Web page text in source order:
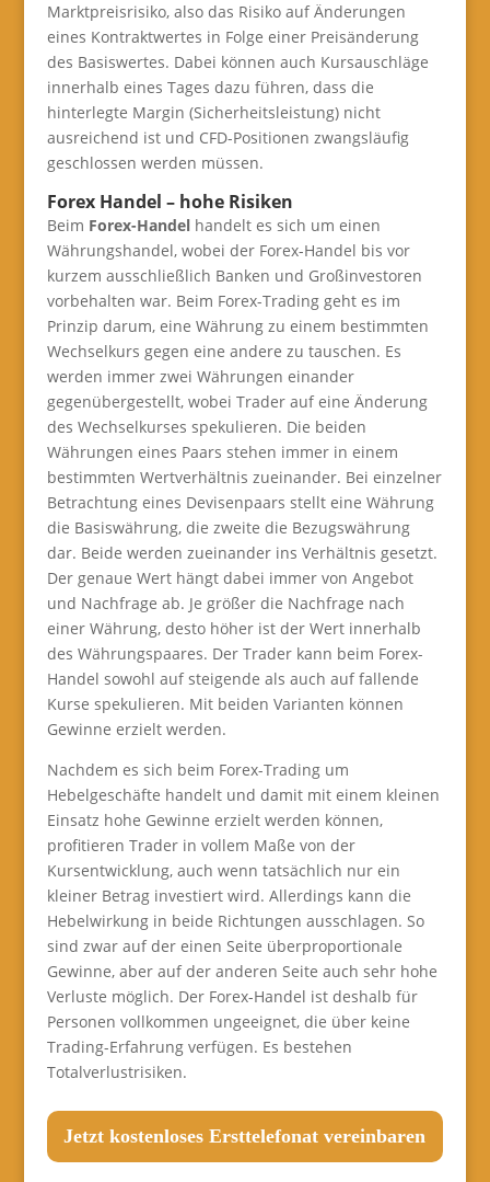
Marktpreisrisiko, also das Risiko auf Änderungen
eines Kontraktwertes in Folge einer Preisänderung
des Basiswertes. Dabei können auch Kursauschläge
innerhalb eines Tages dazu führen, dass die
hinterlegte Margin (Sicherheitsleistung) nicht
ausreichend ist und CFD-Positionen zwangsläufig
geschlossen werden müssen.
Forex Handel – hohe Risiken
Beim Forex-Handelhandelt es sich um einen
Währungshandel, wobei der Forex-Handel bis vor
kurzem ausschließlich Banken und Großinvestoren
vorbehalten war. Beim Forex-Trading geht es im
Prinzip darum, eine Währung zu einem bestimmten
Wechselkurs gegen eine andere zu tauschen. Es
werden immer zwei Währungen einander
gegenübergestellt, wobei Trader auf eine Änderung
des Wechselkurses spekulieren. Die beiden
Währungen eines Paars stehen immer in einem
bestimmten Wertverhältnis zueinander. Bei einzelner
Betrachtung eines Devisenpaars stellt eine Währung
die Basiswährung, die zweite die Bezugswährung
dar. Beide werden zueinander ins Verhältnis gesetzt.
Der genaue Wert hängt dabei immer von Angebot
und Nachfrage ab. Je größer die Nachfrage nach
einer Währung, desto höher ist der Wert innerhalb
des Währungspaares. Der Trader kann beim Forex-
Handel sowohl auf steigende als auch auf fallende
Kurse spekulieren. Mit beiden Varianten können
Gewinne erzielt werden.
Nachdem es sich beim Forex-Trading um
Hebelgeschäfte handelt und damit mit einem kleinen
Einsatz hohe Gewinne erzielt werden können,
profitieren Trader in vollem Maße von der
Kursentwicklung, auch wenn tatsächlich nur ein
kleiner Betrag investiert wird. Allerdings kann die
Hebelwirkung in beide Richtungen ausschlagen. So
sind zwar auf der einen Seite überproportionale
Gewinne, aber auf der anderen Seite auch sehr hohe
Verluste möglich. Der Forex-Handel ist deshalb für
Personen vollkommen ungeeignet, die über keine
Trading-Erfahrung verfügen. Es bestehen
Totalverlustrisiken.
Jetzt kostenloses Ersttelefonat vereinbaren